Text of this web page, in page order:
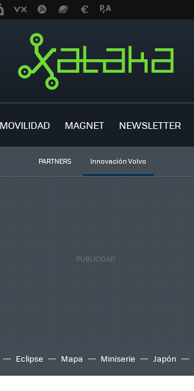
MOVILIDAD MAGNET NEWSLETTER
PARTNERS Innovación Volvo
Eclipse Mapa Miniserie Japón